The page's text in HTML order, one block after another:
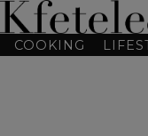
COOKING